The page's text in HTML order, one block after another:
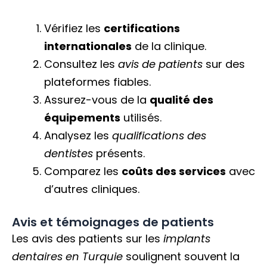
Vérifiez les certifications
internationales de la clinique.
Consultez les avis de patients sur des
plateformes fiables.
Assurez-vous de la qualité des
équipements utilisés.
Analysez les qualifications des
dentistes présents.
Comparez les coûts des services avec
d’autres cliniques.
Avis et témoignages de patients
Les avis des patients sur les implants
dentaires en Turquie soulignent souvent la